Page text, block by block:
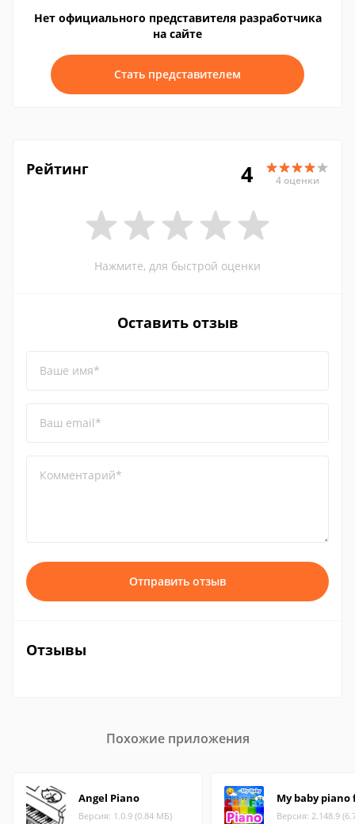
Нет официального представителя разработчика
на сайте
Стать представителем
Рейтинг 4 4 оценки
Нажмите, для быстрой оценки
Оставить отзыв
Ваше имя*
Ваш email*
Комментарий*
Отправить отзыв
Отзывы
Похожие приложения
Angel Piano
Версия: 1.0.9 (0.84 МБ)
My baby piano
Версия: 2.148.9